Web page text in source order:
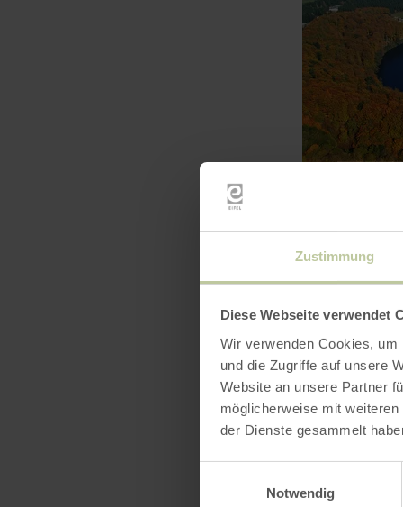
Zustimmung
Diese Webseite verwendet
Wir verwenden Cookies,
und die Zugriffe auf unsere
Website an unsere Partner
möglicherweise mit
der Dienste gesammelt
Notwendig
erfahren
Grafschaft-